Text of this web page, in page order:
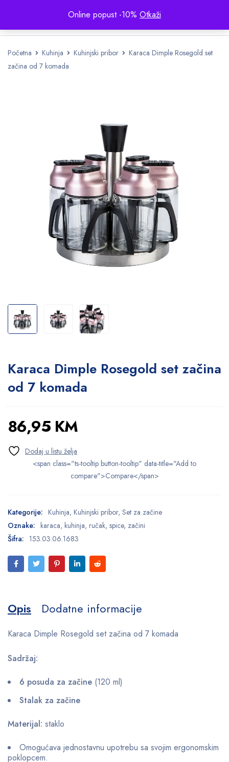
Online popust -10% Otkaži
Početna Kuhinja Kuhinjski pribor
Karaca Dimple Rosegold set
začina od 7 komada
Karaca Dimple Rosegold set začina
od 7 komada
86,95 KM
<span class="ts-tooltip button-tooltip" data-title="Add to
compare">Compare</span>
Kategorije: Kuhinja, Kuhinjski pribor, Set za začine
Oznake: karaca, kuhinja, ručak, spice, začini
Šifra: 153.03.06.1683
Opis Dodatne informacije
Karaca Dimple Rosegold set začina od 7 komada
Sadržaj:
6 posuda za začine (120 ml)
Stalak za začine
Materijal: staklo
Omogućava jednostavnu upotrebu sa svojim ergonomskim
poklopcem.